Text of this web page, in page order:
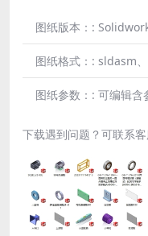
图纸版本：:
图纸格式：: sldasm
图纸参数：: 可编辑含
下载遇到问题？可联系